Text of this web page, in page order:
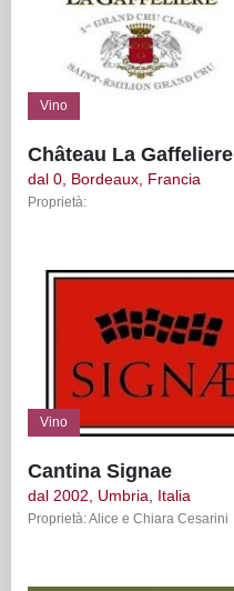
Vino
Château La Gaffeliere
dal 0, Bordeaux, Francia
Proprietà:
Vino
Cantina Signae
dal 2002, Umbria, Italia
Proprietà: Alice e Chiara Cesarini